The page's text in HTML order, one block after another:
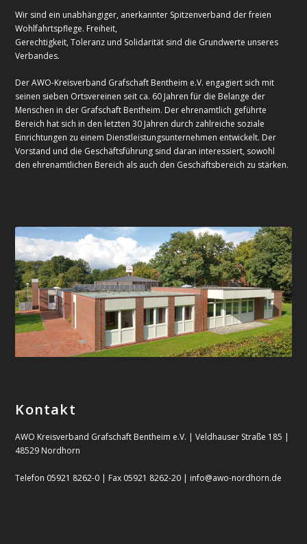
Wir sind ein unabhängiger, anerkannter Spitzenverband der freien
Wohlfahrtspflege. Freiheit,
Gerechtigkeit, Toleranz und Solidarität sind die Grundwerte unseres
Verbandes.
Der AWO-Kreisverband Grafschaft Bentheim e.V. engagiert sich mit
seinen sieben Ortsvereinen seit ca. 60 Jahren für die Belange der
Menschen in der Grafschaft Bentheim. Der ehrenamtlich geführte
Bereich hat sich in den letzten 30 Jahren durch zahlreiche soziale
Einrichtungen zu einem Dienstleistungsunternehmen entwickelt. Der
Vorstand und die Geschäftsführung sind daran interessiert, sowohl
den ehrenamtlichen Bereich als auch den Geschäftsbereich zu stärken.
Kontakt
AWO Kreisverband Grafschaft Bentheim e.V. | Veldhauser Straße 185 |
48529 Nordhorn
Telefon 05921 8262-0 | Fax 05921 8262-20 | info@awo-nordhorn.de